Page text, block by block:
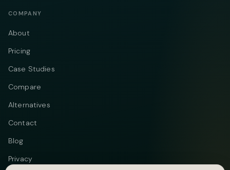
COMPANY
About
Pricing
Case Studies
Compare
Alternatives
Contact
Blog
Privacy